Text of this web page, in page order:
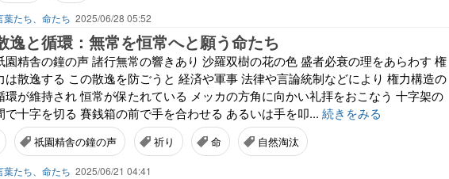
葉たち、命たち 2025/06/28 05:52
逸と循環：無常を恒常へと願う命たち
園精舎の鐘の声 諸行無常の響きあり 沙羅双樹の花の色 盛者必衰の理をあらわす 権
は散逸する この散逸を防ごうと 経済や軍事 法律や言論統制などにより 権力構造の
環が維持され 恒常が保たれている メッカの方角に向かい礼拝をおこなう 十字架の
で十字を切る 賽銭箱の前で手を合わせる あるいは手を叩... 続きをみる
祇園精舎の鐘の声 祈り 命 自然淘汰
葉たち、命たち 2025/06/21 04:41